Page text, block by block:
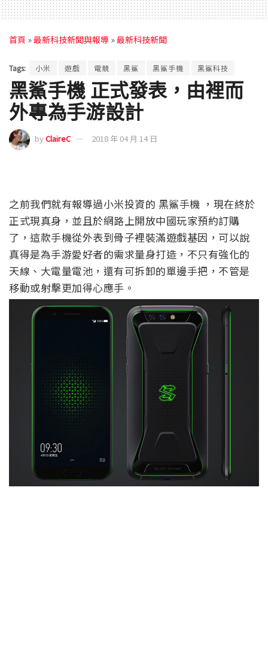
首頁 »最新科技新聞與報導 »最新科技新聞
Tags: 小米 遊戲 電競 黑鯊 黑鯊手機 黑鯊科技
黑鯊手機 正式發表，由裡而
外專為手游設計
byClaireC 2018 年 04 月 14 日
之前我們就有報導過小米投資的 黑鯊手機 ，現在終於
正式現真身，並且於網路上開放中國玩家預約訂購
了，這款手機從外表到骨子裡裝滿遊戲基因，可以說
真得是為手游愛好者的需求量身打造，不只有強化的
天線、大電量電池，還有可拆卸的單邊手把，不管是
移動或射擊更加得心應手。